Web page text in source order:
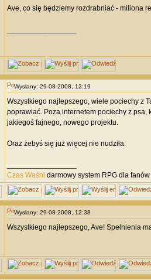
Ave, co się będziemy rozdrabniać - miliona
Wysłany: 29-08-2008, 12:19
Wszystkiego najlepszego, wiele pociechy z
poprawiać. Poza internetem pociechy z psa,
jakiegoś fajnego, nowego projektu.
Oraz żebyś się już więcej nie nudziła.
Czas Waśni darmowy system RPG dla
Wysłany: 29-08-2008, 12:38
Wszystkiego najlepszego, Ave! Spełnienia